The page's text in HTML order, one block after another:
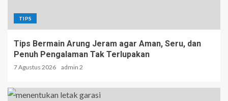
TIPS
Tips Bermain Arung Jeram agar Aman, Seru, dan
Penuh Pengalaman Tak Terlupakan
7 Agustus 2026 admin 2